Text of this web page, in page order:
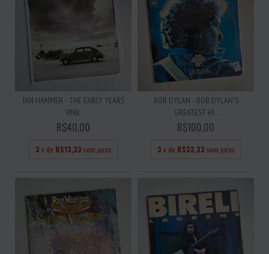
JAN HAMMER - THE EARLY YEARS
VINIL
R$40,00
3 x de R$13,33 sem juros
BOB DYLAN - BOB DYLAN'S
GREATEST HI...
R$100,00
3 x de R$33,33 sem juros